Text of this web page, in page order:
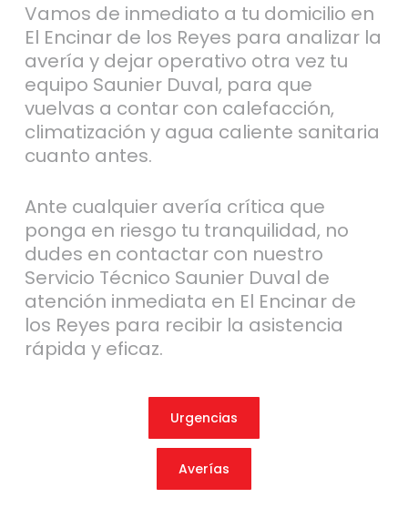
Vamos de inmediato a tu domicilio en
El Encinar de los Reyes para analizar la
avería y dejar operativo otra vez tu
equipo Saunier Duval, para que
vuelvas a contar con calefacción,
climatización y agua caliente sanitaria
cuanto antes.
Ante cualquier avería crítica que
ponga en riesgo tu tranquilidad, no
dudes en contactar con nuestro
Servicio Técnico Saunier Duval de
atención inmediata en El Encinar de
los Reyes para recibir la asistencia
rápida y eficaz.
Urgencias
Averías